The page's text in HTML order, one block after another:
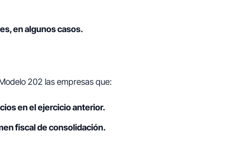
en algunos casos.
202 las empresas que:
en el ejercicio anterior.
fiscal de consolidación.